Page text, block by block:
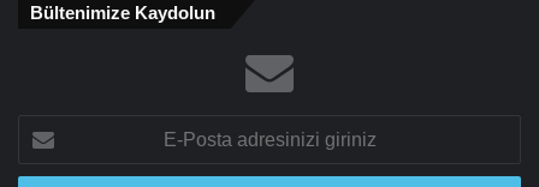
Bültenimize Kaydolun
Posta
adresinizi